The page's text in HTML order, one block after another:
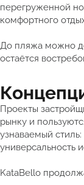
перегруженной
комфортного
До пляжа можно
остаётся
Проекты
рынку и
узнаваемый
универсальность
KataBello